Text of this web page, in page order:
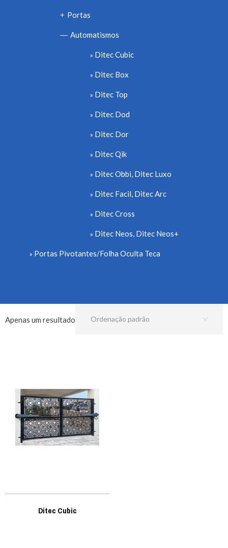
+ Portas
— Automatismos
Ditec Cubic
Ditec Box
Ditec Top
Ditec Dod
Ditec Dor
Ditec Qik
Ditec Obbi, Ditec Luxo
Ditec Facil, Ditec Arc
Ditec Cross
Ditec Neos, Ditec Neos+
Portas Pivotantes/Folha Oculta Teca
Apenas um resultado
Ditec Cubic